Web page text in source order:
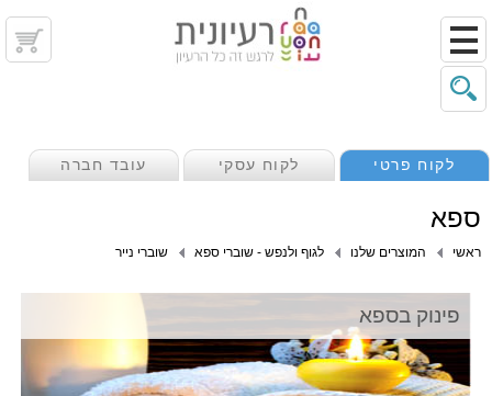
לקוח פרטי לקוח עסקי עובד חברה
ספא
ראשי המוצרים שלנו לגוף ולנפש - שוברי ספא שוברי נייר
פינוק בספא